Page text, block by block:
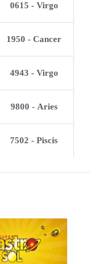
0615 - Virgo
1950 - Cancer
4943 - Virgo
9800 - Aries
7502 - Piscis